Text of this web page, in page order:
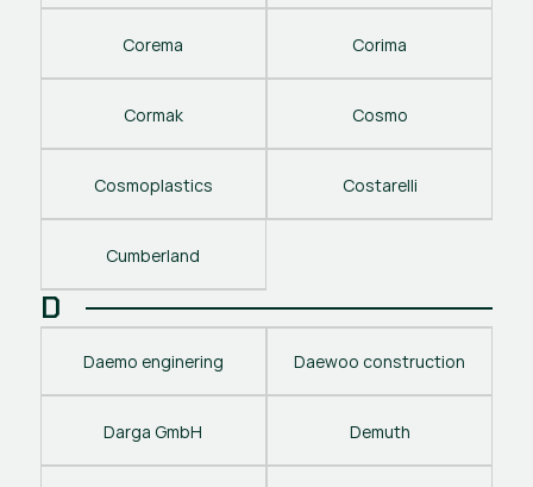
Corema Corima
Cormak Cosmo
Cosmoplastics Costarelli
Cumberland
D
Daemo enginering Daewoo construction
Darga GmbH Demuth